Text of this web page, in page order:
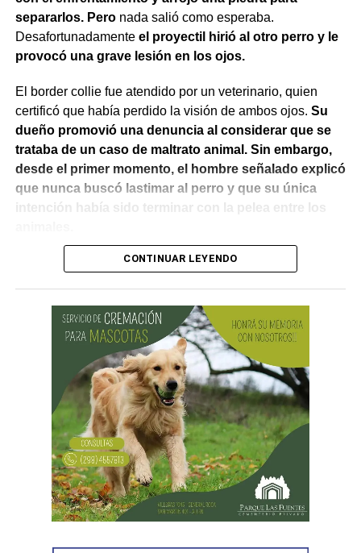
También se efectuaron trabajos en Los Fresnos y Vintter;
Avenida Viterbori y Lago Mascardi; Avenida Roca y
Gadano; y Gadano al 846, donde se retiró una rejilla
dañada y se colocó una valla preventiva para evitar
accidentes.
José Ingenieros y Mendoza, y en 9 de Julio y
Belgrano, con el objetivo de acelerar el drenaje del
agua acumulada.
Las tareas continuarán durante la tarde en barrio
Chacramonte con la intervención de un camión bomba y
maquinaria vial. Además, el Municipio informó que una
vez que las calles de ripio se sequen y el terreno lo
permita, se retomarán los trabajos de reparación y
mantenimiento.
separarlos. Peronada salió como esperaba.
Desafortunadamente el proyectil hirió al otro perro y le
provocó una grave lesión en los ojos.
El border collie fue atendido por un veterinario, quien
certificó que había perdido la visión de ambos ojos. Su
dueño promovió una denuncia al considerar que se
trataba de un caso de maltrato animal. Sin embargo,
desde el primer momento, el hombre señalado explicó
que nunca buscó lastimar al perro y que su única
intención había sido terminar con la pelea entre los
El Juzgado de Paz analizó el caso y resolvió desestimar
maltrato animal prevista en el Código Contravencional.
La sentencia destacó que esa figura exige una conducta
dolosa, es decir, la voluntad de provocar daño al animal.
En este caso, la magistrada entendió que del propio
relato del denunciante surgía que el hombre actuó para
separar a los perros y no con el propósito de herir al
border collie. La lesión fue consecuencia del intento de
evitar la pelea y no de una acción dirigida a causar
sufrimiento.
quedar comprendida dentro de una causal de no
CONTINUAR LEYENDO